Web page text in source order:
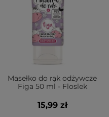
Masełko do rąk odżywcze
Figa 50 ml - Floslek
15,99 zł